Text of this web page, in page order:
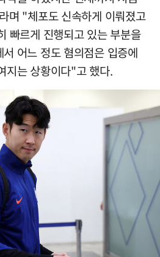
며 "체포도 신속하게 이뤄졌고
빠르게 진행되고 있는 부분을
어느 정도 혐의점은 입증에
지는 상황이다"고 했다.